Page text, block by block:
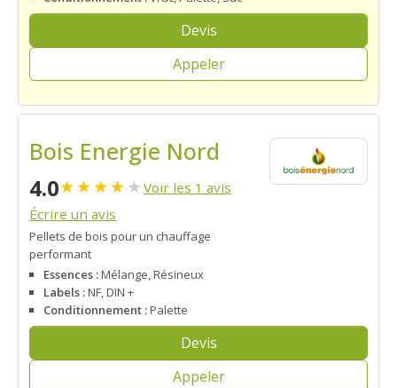
Devis
Appeler
Bois Energie Nord
4.0★★★★★ Voir les 1 avis
Écrire un avis
Pellets de bois pour un chauffage
performant
Essences :Mélange, Résineux
Labels :NF, DIN +
Conditionnement :Palette
Devis
Appeler